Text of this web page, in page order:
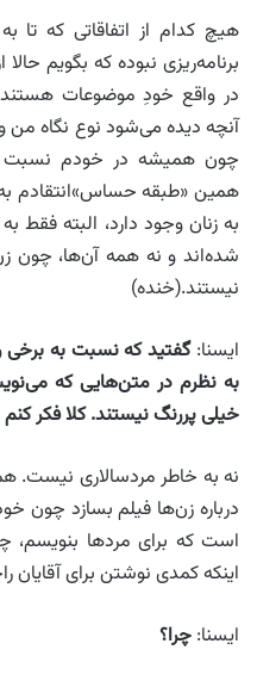
هیچ کدام از اتفاقاتی که تا
برنامه‌ریزی نبوده که بگویم
در واقع خودِ موضوعات
آنچه دیده می‌شود نوع نگاه
چون همیشه در خودم نسبت
همین «طبقه حساس»انتقادم
به زنان وجود دارد، البته فقط
شده‌اند و نه همه آن‌ها، چون
نیستند.(خنده)
ایسنا:گفتید که نسبت به برخی
به نظرم در متن‌هایی که
خیلی پررنگ نیستند. کلا فکر
نه به خاطر مردسالاری نیست.
درباره زن‌ها فیلم بسازد
است که برای مردها
اینکه کمدی نوشتن برای
ایسنا: چرا؟